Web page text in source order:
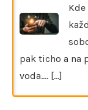
pak ticho a na
voda.… [...]